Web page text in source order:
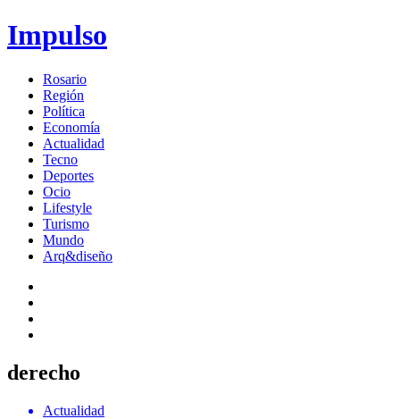
Impulso
Rosario
Región
Política
Economía
Actualidad
Tecno
Deportes
Ocio
Lifestyle
Turismo
Mundo
Arq&diseño
derecho
Actualidad